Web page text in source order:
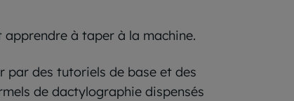
à taper à la machine.
par des tutoriels de base et des
de dactylographie dispensés